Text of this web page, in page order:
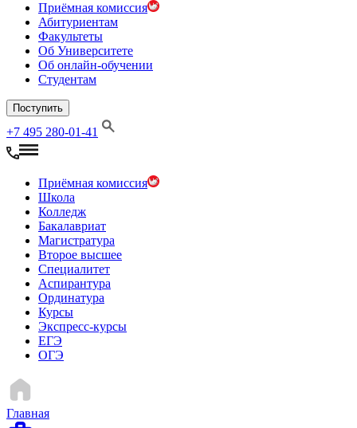
Приёмная комиссия
Абитуриентам
Факультеты
Об Университете
Об онлайн-обучении
Студентам
Поступить
+7 495 280-01-41
Приёмная комиссия
Школа
Колледж
Бакалавриат
Магистратура
Второе высшее
Специалитет
Аспирантура
Ординатура
Курсы
Экспресс-курсы
ЕГЭ
ОГЭ
Главная